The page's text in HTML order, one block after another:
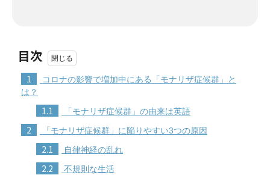
目次
1
コロナの影響で増加中にある「モナリザ症候群」と
は？
1.1 「モナリザ症候群」の由来は英語
2 「モナリザ症候群」に陥りやすい3つの原因
2.1 自律神経の乱れ
2.2 不規則な生活